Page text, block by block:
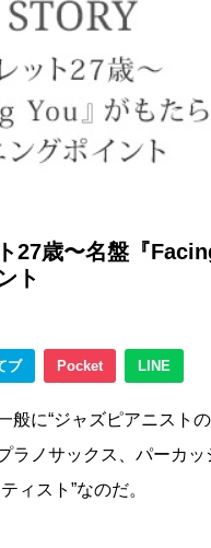
27歳〜名盤『
ト
ブ Pocket LINE
般に“ジャズピアニスト
ラノサックス、パーカ
ィスト”なのだ。